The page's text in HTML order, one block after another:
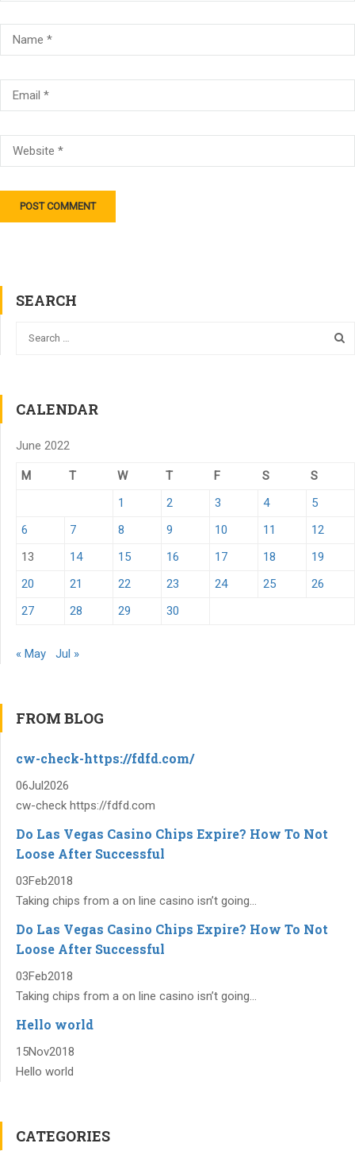
SEARCH
CALENDAR
June 2022
M T W T F S
S
1
2 3 4
5
6
7 8 9 10 11
12
13
14 15 16 17 18
19
20
21 22 23 24 25
26
27
28 29 30
« May Jul »
FROM BLOG
cw-check-https://fdfd.com/
06Jul2026
cw-check https://fdfd.com
Do Las Vegas Casino Chips Expire? How To Not
Loose After Successful
03Feb2018
Taking chips from a on line casino isn’t going...
Do Las Vegas Casino Chips Expire? How To Not
Loose After Successful
03Feb2018
Taking chips from a on line casino isn’t going...
Hello world
15Nov2018
Hello world
CATEGORIES